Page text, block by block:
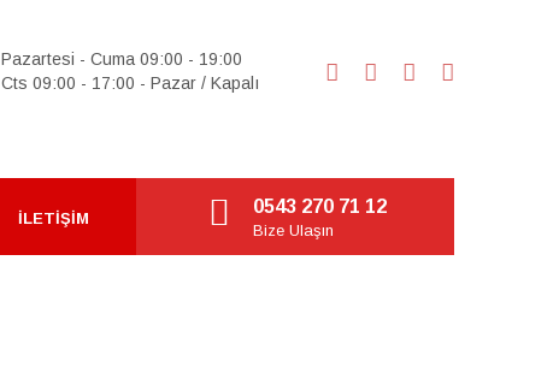
Pazartesi - Cuma 09:00 - 19:00
Cts 09:00 - 17:00 - Pazar / Kapalı
İLETIŞIM
0543 270 71 12
Bize Ulaşın